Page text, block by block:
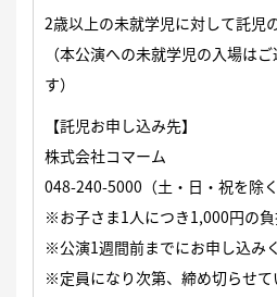
2歳以上の未就学児に対して託児
（本公演への未就学児の入場は
す）
【託児お申し込み先】
株式会社コマーム
048-240-5000 （土・日・祝を除
※お子さま1人につき1,000円の負
※公演1週間前までにお申し込み
※定員になり次第、締め切らせて